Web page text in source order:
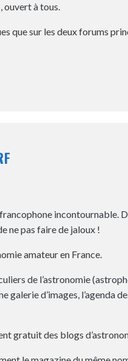
ouvert à tous.
que sur les deux forums
incontournable.
ne pas faire de jaloux !
amateur en France.
de l’astronomie
d’images, l’agenda
gratuit des blogs